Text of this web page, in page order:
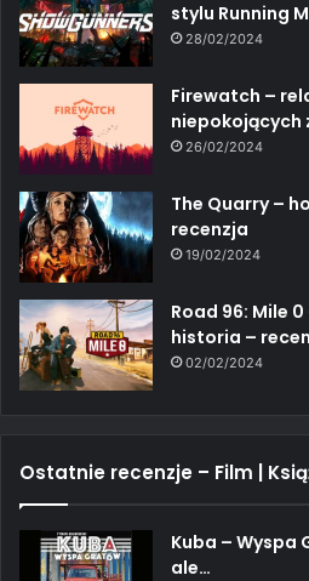
stylu Running
28/02/2024
Firewatch –
niepokojących
26/02/2024
The Quarry –
recenzja
19/02/2024
Road 96: Mile
historia –
02/02/2024
Ostatnie recenzje – Film |
Kuba – Wyspa
ale…